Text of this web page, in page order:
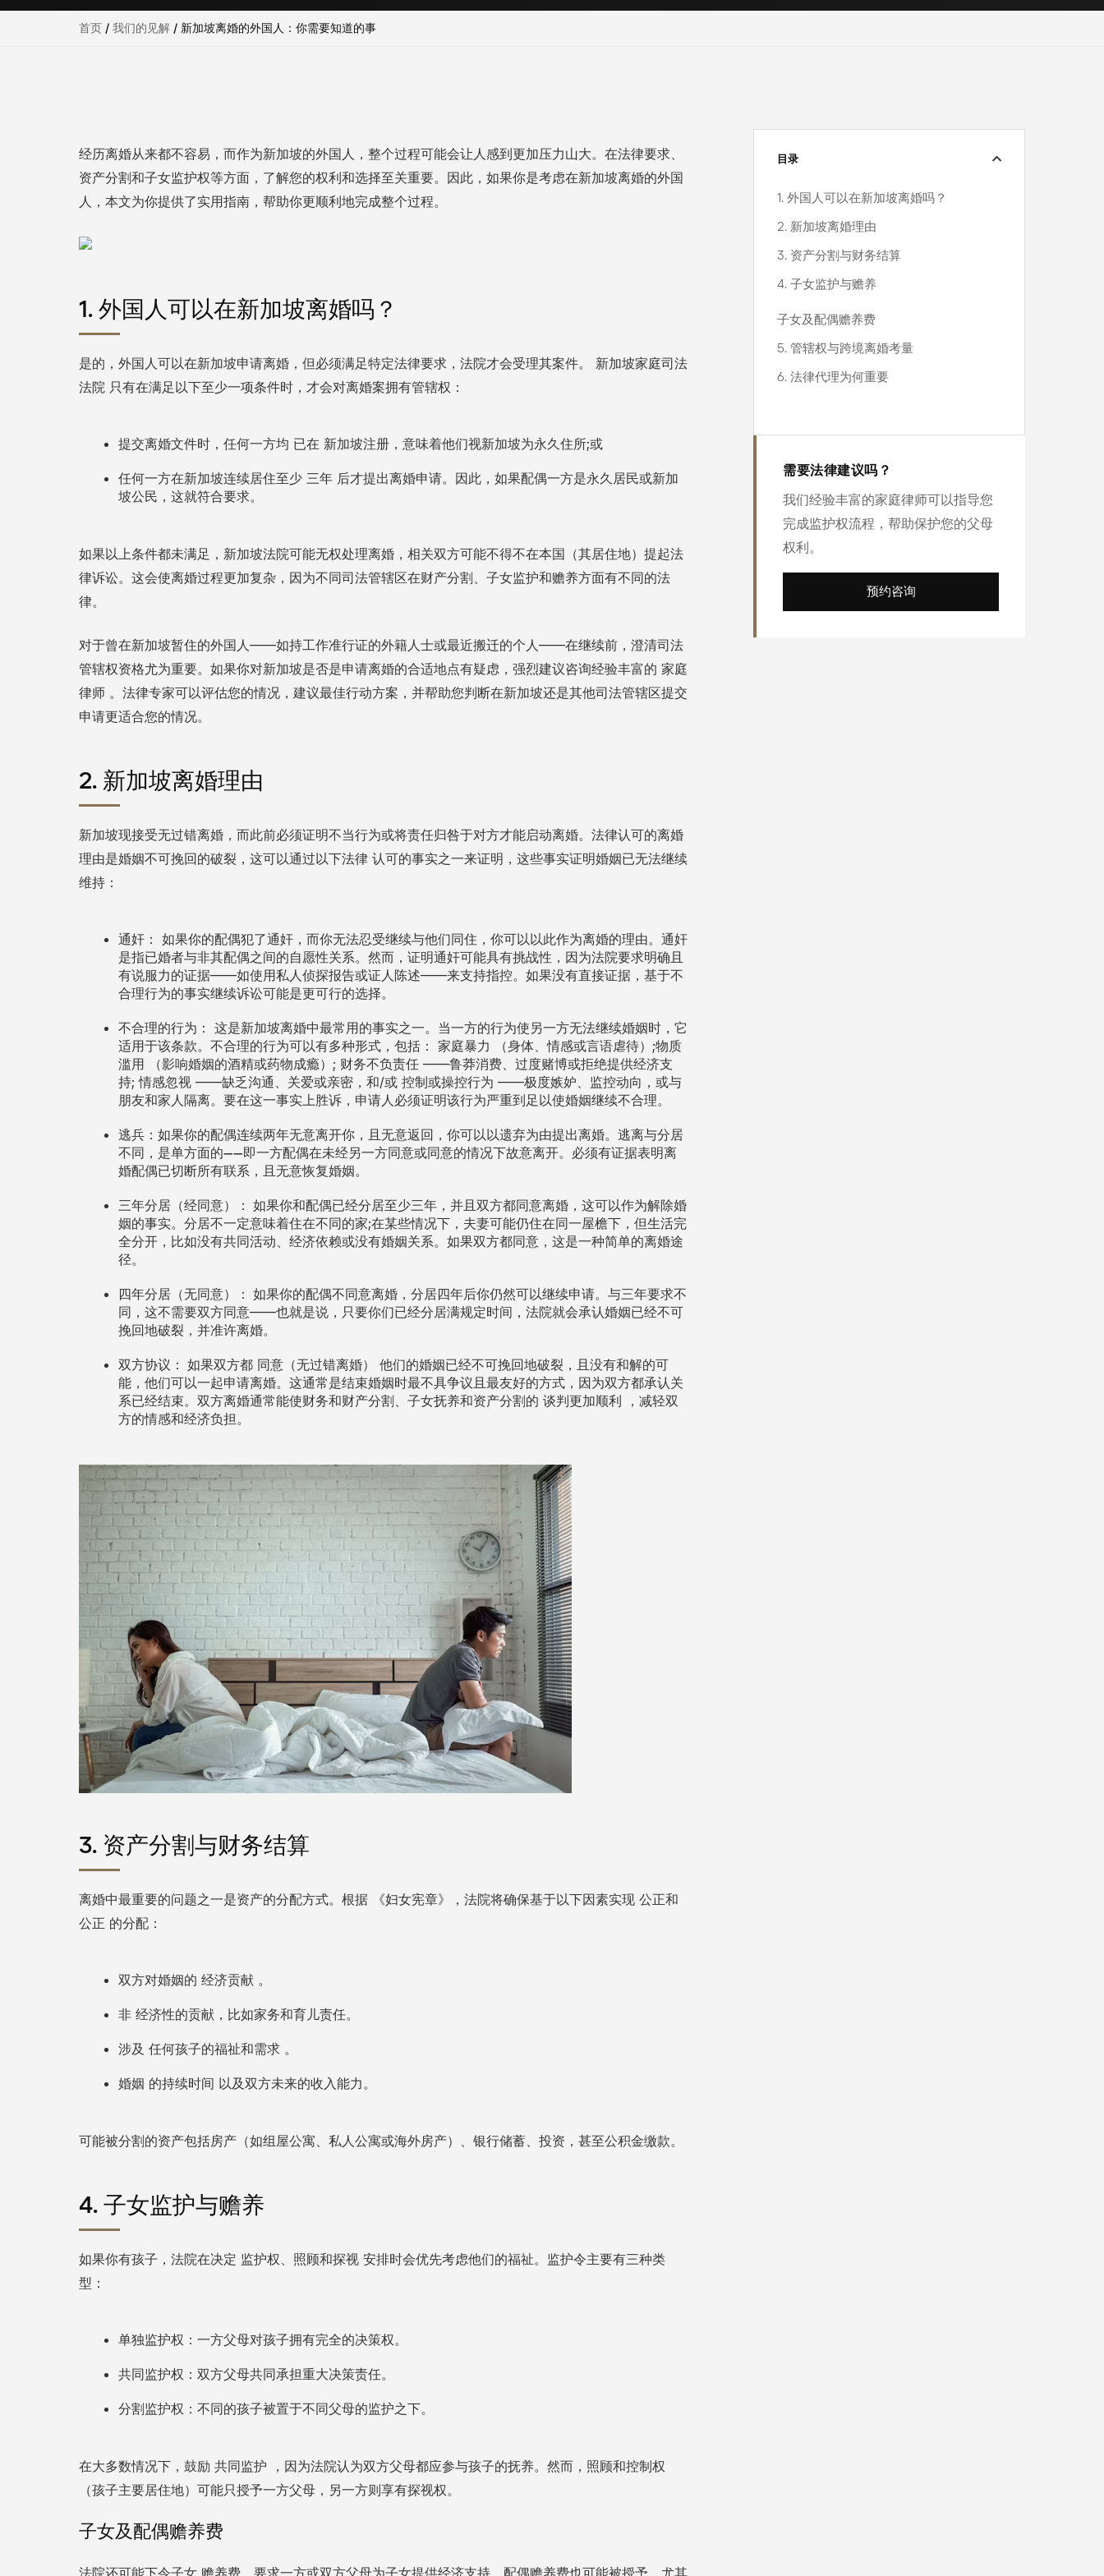
首页 / 我们的见解 / 新加坡离婚的外国人：你需要知道的事
经历离婚从来都不容易，而作为新加坡的外国人，整个过程可能会让人感到更加压力山大。在法律要求、
资产分割和子女监护权等方面，了解您的权利和选择至关重要。因此，如果你是考虑在新加坡离婚的外国
人，本文为你提供了实用指南，帮助你更顺利地完成整个过程。
1. 外国人可以在新加坡离婚吗？
是的，外国人可以在新加坡申请离婚，但必须满足特定法律要求，法院才会受理其案件。 新加坡家庭司法
法院 只有在满足以下至少一项条件时，才会对离婚案拥有管辖权：
提交离婚文件时，任何一方均 已在 新加坡注册，意味着他们视新加坡为永久住所;或
任何一方在新加坡连续居住至少 三年 后才提出离婚申请。因此，如果配偶一方是永久居民或新加
坡公民，这就符合要求。
如果以上条件都未满足，新加坡法院可能无权处理离婚，相关双方可能不得不在本国（其居住地）提起法
律诉讼。这会使离婚过程更加复杂，因为不同司法管辖区在财产分割、子女监护和赡养方面有不同的法
律。
对于曾在新加坡暂住的外国人——如持工作准行证的外籍人士或最近搬迁的个人——在继续前，澄清司法
管辖权资格尤为重要。如果你对新加坡是否是申请离婚的合适地点有疑虑，强烈建议咨询经验丰富的 家庭
律师 。法律专家可以评估您的情况，建议最佳行动方案，并帮助您判断在新加坡还是其他司法管辖区提交
申请更适合您的情况。
2. 新加坡离婚理由
新加坡现接受无过错离婚，而此前必须证明不当行为或将责任归咎于对方才能启动离婚。法律认可的离婚
理由是婚姻不可挽回的破裂，这可以通过以下法律 认可的事实之一来证明，这些事实证明婚姻已无法继续
维持：
通奸：
如果你的配偶犯了通奸，而你无法忍受继续与他们同住，你可以以此作为离婚的理由。通奸
是指已婚者与非其配偶之间的自愿性关系。然而，证明通奸可能具有挑战性，因为法院要求明确且
有说服力的证据——如使用私人侦探报告或证人陈述——来支持指控。如果没有直接证据，基于不
合理行为的事实继续诉讼可能是更可行的选择。
不合理的行为：
这是新加坡离婚中最常用的事实之一。当一方的行为使另一方无法继续婚姻时，它
适用于该条款。不合理的行为可以有多种形式，包括： 家庭暴力 （身体、情感或言语虐待）;物质
滥用 （影响婚姻的酒精或药物成瘾）; 财务不负责任 ——鲁莽消费、过度赌博或拒绝提供经济支
持;情感忽视 ——缺乏沟通、关爱或亲密，和/或 控制或操控行为 ——极度嫉妒、监控动向，或与
朋友和家人隔离。要在这一事实上胜诉，申请人必须证明该行为严重到足以使婚姻继续不合理。
逃兵： 如果你的配偶连续两年无意离开你，且无意返回，你可以以遗弃为由提出离婚。逃离与分居
不同，是单方面的——即一方配偶在未经另一方同意或同意的情况下故意离开。必须有证据表明离
婚配偶已切断所有联系，且无意恢复婚姻。
三年分居（经同意）： 如果你和配偶已经分居至少三年 ，并且双方都同意离婚，这可以作为解除婚
姻的事实。分居不一定意味着住在不同的家;在某些情况下，夫妻可能仍住在同一屋檐下，但生活完
全分开，比如没有共同活动、经济依赖或没有婚姻关系。如果双方都同意，这是一种简单的离婚途
径。
四年分居（无同意）： 如果你的配偶不同意离婚，分居四年后你仍然可以继续申请。与三年要求不
同，这不需要双方同意——也就是说，只要你们已经分居满规定时间，法院就会承认婚姻已经不可
挽回地破裂，并准许离婚。
双方协议： 如果双方都 同意（无过错离婚）
他们的婚姻已经不可挽回地破裂，且没有和解的可
能，他们可以一起申请离婚。这通常是结束婚姻时最不具争议且最友好的方式，因为双方都承认关
系已经结束。双方离婚通常能使财务和财产分割、子女抚养和资产分割的 谈判更加顺利 ，减轻双
方的情感和经济负担。
3. 资产分割与财务结算
离婚中最重要的问题之一是资产的分配方式。根据 《妇女宪章》，法院将确保基于以下因素实现 公正和
公正 的分配：
双方对婚姻的 经济贡献 。
非 经济性的贡献 ，比如家务和育儿责任。
涉及 任何孩子的福祉和需求 。
婚姻 的持续时间 以及双方未来的收入能力。
可能被分割的资产包括房产（如组屋公寓、私人公寓或海外房产）、银行储蓄、投资，甚至公积金缴款。
4. 子女监护与赡养
如果你有孩子，法院在决定 监护权、照顾和探视 安排时会优先考虑他们的福祉。监护令主要有三种类
型：
单独监护权：一方父母对孩子拥有完全的决策权。
共同监护权：双方父母共同承担重大决策责任。
分割监护权：不同的孩子被置于不同父母的监护之下。
在大多数情况下，鼓励 共同监护 ，因为法院认为双方父母都应参与孩子的抚养。然而，照顾和控制权
（孩子主要居住地）可能只授予一方父母，另一方则享有探视权。
子女及配偶赡养费
法院还可能下令子女 ，要求一方或双方父母为子女提供经济支持。配偶赡养费也可能被授予，尤其
目录
1. 外国人可以在新加坡离婚吗？
2. 新加坡离婚理由
3. 资产分割与财务结算
4. 子女监护与赡养
子女及配偶赡养费
5. 管辖权与跨境离婚考量
6. 法律代理为何重要
需要法律建议吗？
我们经验丰富的家庭律师可以指导您
完成监护权流程，帮助保护您的父母
权利。
预约咨询